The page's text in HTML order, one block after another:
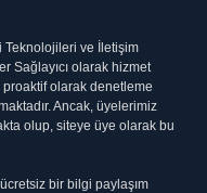
Teknolojileri ve İletişim
Sağlayıcı olarak hizmet
olarak denetleme
Ancak, üyelerimiz
olup, siteye üye olarak bu
bir bilgi paylaşım